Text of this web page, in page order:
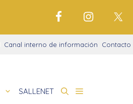
Canal interno de información Contacto
SALLENET